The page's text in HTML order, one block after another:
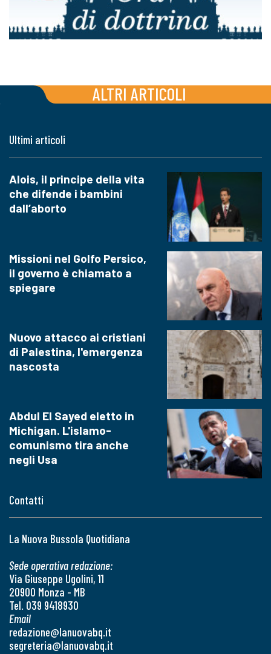
ALTRI ARTICOLI
Contatti
La Nuova Bussola Quotidiana
Sede operativa redazione:
Via Giuseppe Ugolini, 11
20900 Monza - MB
Tel. 039 9418930
Email
redazione@lanuovabq.it
segreteria@lanuovabq.it
Ultimi articoli
Alois, il principe della vita
che difende i bambini
dall’aborto
Missioni nel Golfo Persico,
il governo è chiamato a
spiegare
Nuovo attacco ai cristiani
di Palestina, l'emergenza
nascosta
Abdul El Sayed eletto in
Michigan. L'islamo-
comunismo tira anche
negli Usa